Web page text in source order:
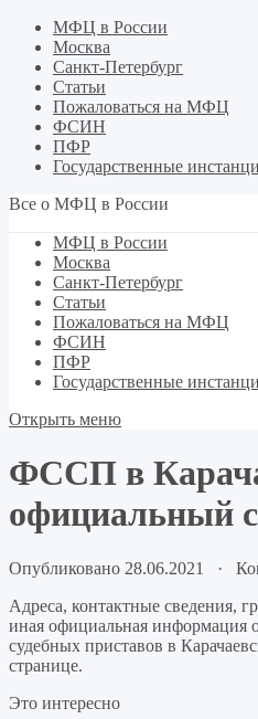
МФЦ в России
Москва
Санкт-Петербург
Статьи
Пожаловаться на МФЦ
ФСИН
ПФР
Государственные
Все о МФЦ в России
МФЦ в России
Москва
Санкт-Петербург
Статьи
Пожаловаться на МФЦ
ФСИН
ПФР
Государственные
Открыть меню
ФССП в
официальный
Опубликовано 28.06.2021 ·
Адреса, контактные сведения,
иная официальная информация
судебных приставов в
странице.
Это интересно